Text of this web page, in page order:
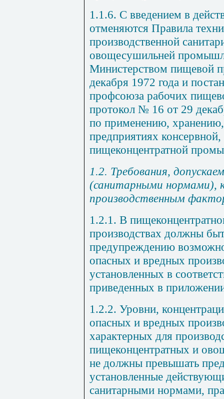
1.1.6. С введением в
отменяются Правила
производственной
овощесушильней
Министерством пищевой
декабря 1972 года и
профсоюза рабочих
протокол № 16 от 29
по применению,
предприятиях
пищеконцентратной
1.2. Требования,
(санитарными нормами),
производственным
1.2.1. В
производствах должны
предупреждению
опасных и вредных
установленных в
приведенных в
1.2.2. Уровни,
опасных и вредных
характерных для
пищеконцентратных и
не должны превышать
установленные
санитарными нормами,